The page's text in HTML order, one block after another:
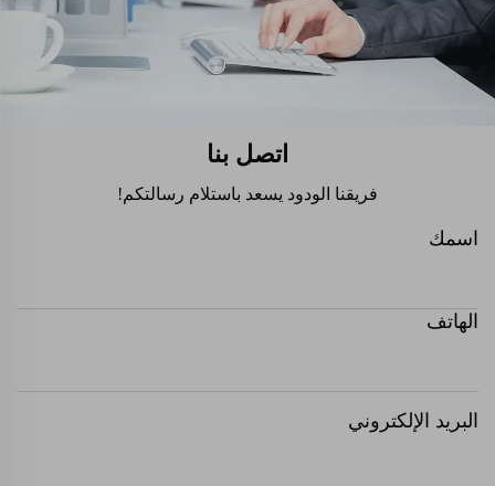
اتصل بنا
فريقنا الودود يسعد باستلام رسالتكم!
اسمك
الهاتف
البريد الإلكتروني